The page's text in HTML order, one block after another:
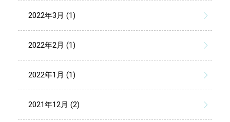
2022年3月 (1)
2022年2月 (1)
2022年1月 (1)
2021年12月 (2)